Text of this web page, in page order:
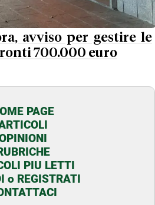
avviso per gestire le
700.000 euro
PAGE
PIU LETTI
o REGISTRATI